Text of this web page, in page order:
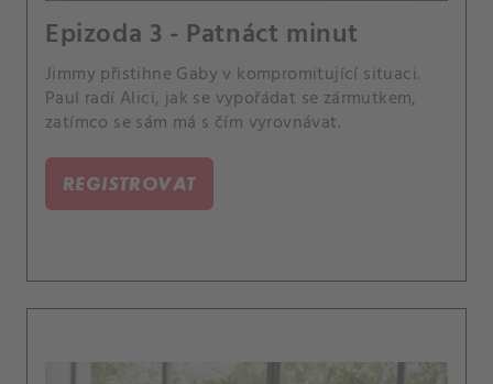
Epizoda 3 - Patnáct minut
Jimmy přistihne Gaby v kompromitující situaci.
Paul radí Alici, jak se vypořádat se zármutkem,
zatímco se sám má s čím vyrovnávat.
REGISTROVAT